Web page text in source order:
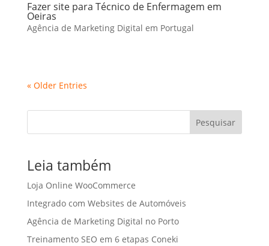
Fazer site para Técnico de Enfermagem em
Oeiras
Agência de Marketing Digital em Portugal
« Older Entries
Pesquisar
Leia também
Loja Online WooCommerce
Integrado com Websites de Automóveis
Agência de Marketing Digital no Porto
Treinamento SEO em 6 etapas Coneki